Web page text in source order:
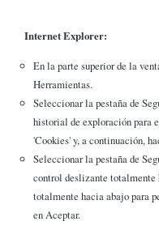
Internet Explorer:
En la parte superior de la
Herramientas.
Seleccionar la pestaña de
historial de exploración
'Cookies' y, a continuación,
Seleccionar la pestaña de
control deslizante totalmente
totalmente hacia abajo para
en Aceptar.